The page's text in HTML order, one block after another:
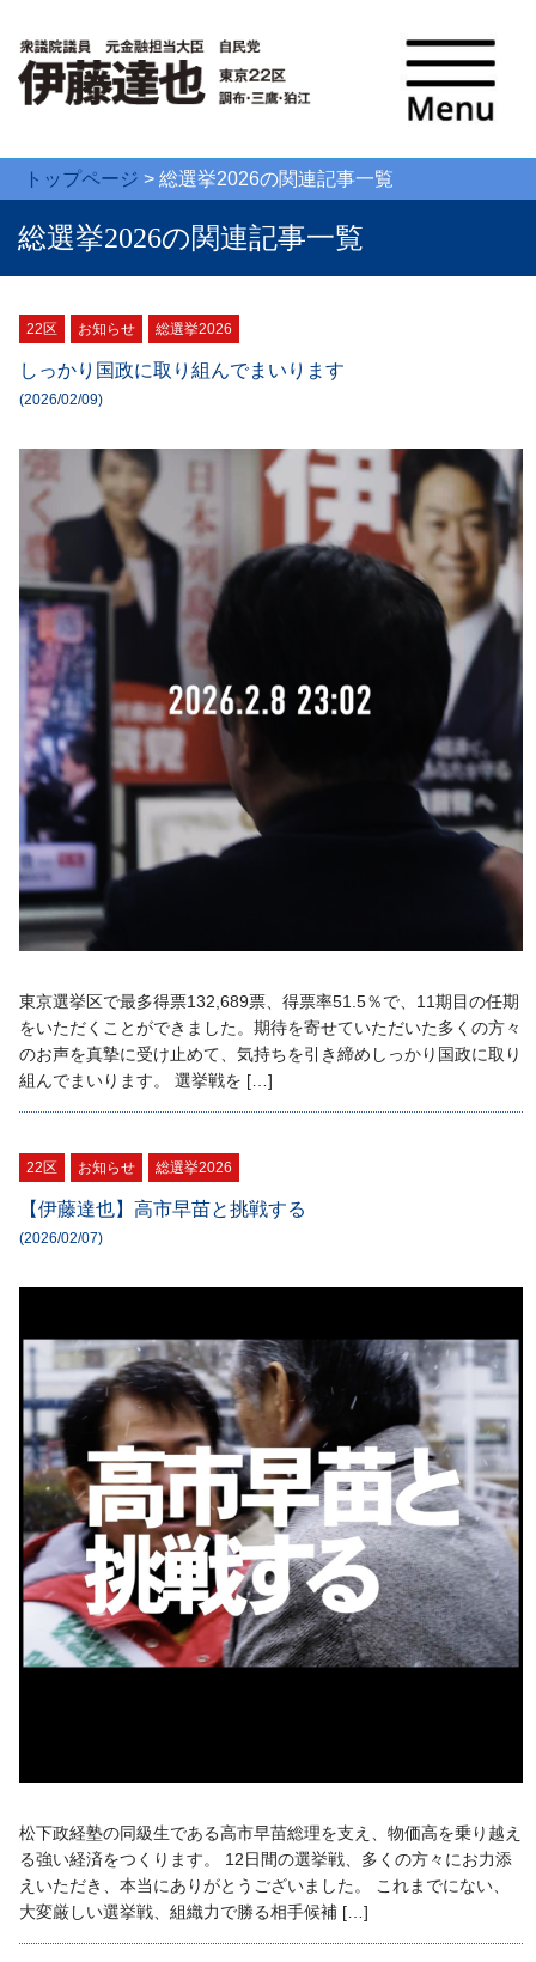
トップページ > 総選挙2026の関連記事一覧
総選挙2026の関連記事一覧
22区 お知らせ 総選挙2026
しっかり国政に取り組んでまいります
(2026/02/09)
東京選挙区で最多得票132,689票、得票率51.5％で、11期目の任期
をいただくことができました。期待を寄せていただいた多くの方々
のお声を真摯に受け止めて、気持ちを引き締めしっかり国政に取り
組んでまいります。 選挙戦を […]
22区 お知らせ 総選挙2026
【伊藤達也】高市早苗と挑戦する
(2026/02/07)
松下政経塾の同級生である高市早苗総理を支え、物価高を乗り越え
る強い経済をつくります。 12日間の選挙戦、多くの方々にお力添
えいただき、本当にありがとうございました。 これまでにない、
大変厳しい選挙戦、組織力で勝る相手候補 […]